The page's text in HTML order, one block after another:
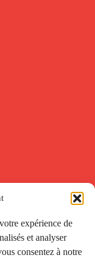
expérience de
et analyser
consentez à notre